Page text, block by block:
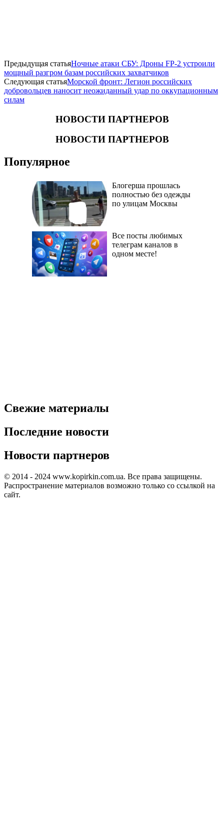
Предыдущая статьяНочные атаки СБУ: Дроны FP-2 устроили
мощный разгром базам российских захватчиков
Следующая статьяМорской фронт: Легион российских
добровольцев наносит неожиданный удар по оккупационным
силам
НОВОСТИ ПАРТНЕРОВ
НОВОСТИ ПАРТНЕРОВ
Популярное
Блогерша прошлась
полностью без одежды
по улицам Москвы
Все посты любимых
телеграм каналов в
одном месте!
Свежие материалы
Последние новости
Новости партнеров
© 2014 - 2024 www.kopirkin.com.ua. Все права защищены.
Распространение материалов возможно только со ссылкой на
сайт.